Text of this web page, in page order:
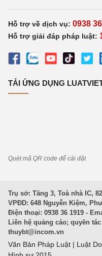
Hỗ trợ về dịch vụ: 0938
Hỗ trợ giải đáp pháp luật:
TẢI ỨNG DỤNG
Quét mã QR code để cài đặt
Trụ sở: Tầng 3, Toà nhà IC,
VPĐD: 648 Nguyễn Kiệm,
Điện thoại: 0938 36 1919 -
Liên hệ quảng cáo; quyền
thuybt@incom.vn
Văn Bản Pháp Luật | Luật